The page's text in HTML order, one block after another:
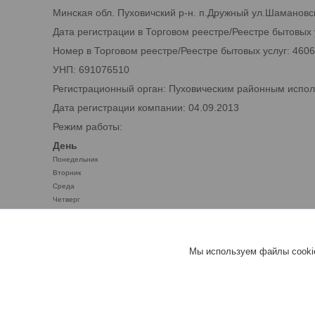
Минская обл. Пуховичский р-н. п.Дружный
Дата регистрации в Торговом реестре/Реестре бытовых
Номер в Торговом реестре/Реестре бытовых услуг:
УНП: 691076510
Регистрационный орган: Пуховическим районным
Дата регистрации компании: 04.09.2013
Режим работы:
День
Понедельник
Вторник
Среда
Четверг
Мы используем файлы